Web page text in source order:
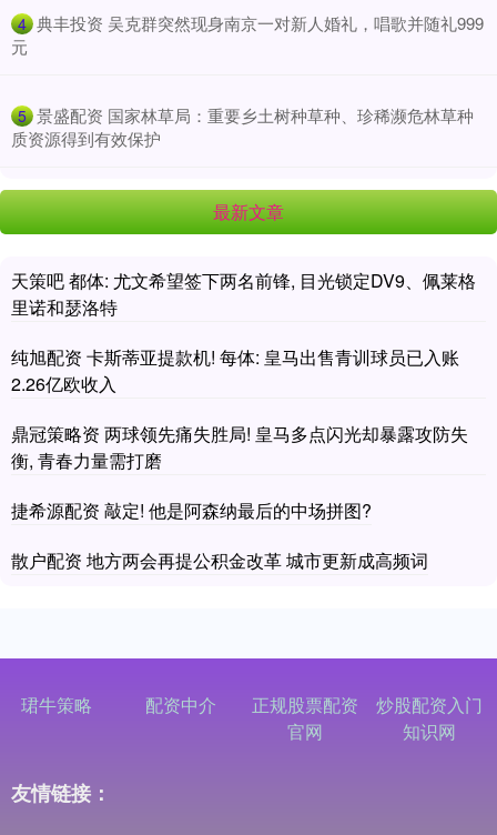
4 ​典丰投资 吴克群突然现身南京一对新人婚礼，唱歌并随礼999
元
5 ​景盛配资 国家林草局：重要乡土树种草种、珍稀濒危林草种
质资源得到有效保护
最新文章
天策吧 都体: 尤文希望签下两名前锋, 目光锁定DV9、佩莱格
里诺和瑟洛特
纯旭配资 卡斯蒂亚提款机! 每体: 皇马出售青训球员已入账
2.26亿欧收入
鼎冠策略资 两球领先痛失胜局! 皇马多点闪光却暴露攻防失
衡, 青春力量需打磨
捷希源配资 敲定! 他是阿森纳最后的中场拼图?
散户配资 地方两会再提公积金改革 城市更新成高频词
珺牛策略 配资中介
正规股票配资
官网
炒股配资入门
知识网
友情链接：